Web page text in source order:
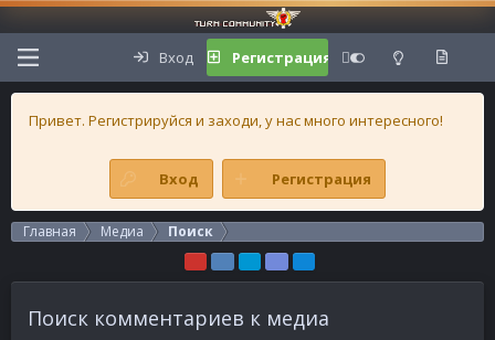
Вход Регистрация
Привет. Регистрируйся и заходи, у нас много интересного!
Вход Регистрация
Главная Медиа Поиск
Поиск комментариев к медиа